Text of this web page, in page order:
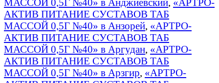
АКТИВ ПИТАНИЕ СУСТАВОВ ТАБ
МАССОЙ 0,5Г №40» в Анзорей, «АРТРО-
АКТИВ ПИТАНИЕ СУСТАВОВ ТАБ
МАССОЙ 0,5Г №40» в Аргудан, «АРТРО-
АКТИВ ПИТАНИЕ СУСТАВОВ ТАБ
МАССОЙ 0,5Г №40» в Арзгир, «АРТРО-